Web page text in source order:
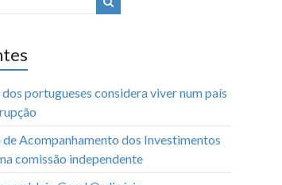
portugueses considera viver num país
Acompanhamento dos Investimentos
comissão independente